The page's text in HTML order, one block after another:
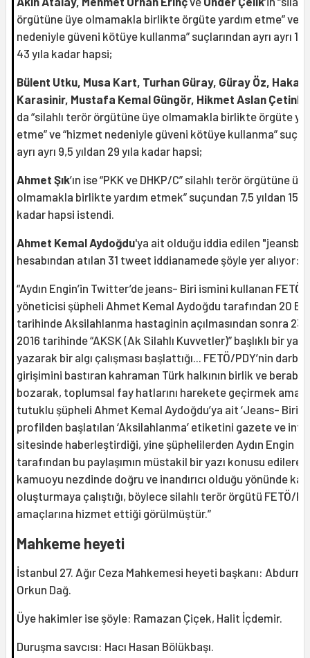
örgütüne üye olmamakla birlikte örgüte yardım etme” ve
nedeniyle güveni kötüye kullanma” suçlarından ayrı ayrı
43 yıla kadar hapsi;
Bülent Utku, Musa Kart, Turhan Güray, Güray Öz, Hakan
Karasinir, Mustafa Kemal Güngör, Hikmet Aslan
da “silahlı terör örgütüne üye olmamakla birlikte örgüte
etme” ve “hizmet nedeniyle güveni kötüye kullanma”
ayrı ayrı 9,5 yıldan 29 yıla kadar hapsi;
Ahmet Şık’ın ise “PKK ve DHKP/C” silahlı terör örgütüne üye
olmamakla birlikte yardım etmek” suçundan 7,5 yıldan 15
kadar hapsi istendi.
Ahmet Kemal Aydoğdu'ya ait olduğu iddia edilen
hesabından atılan 31 tweet iddianamede şöyle yer alıyor:
“Aydın Engin’in Twitter’de jeans- Biri ismini kullanan FETÖ/
yöneticisi şüpheli Ahmet Kemal Aydoğdu tarafından 20
tarihinde Aksilahlanma hastaginin açılmasından sonra 23
2016 tarihinde “AKSK (Ak Silahlı Kuvvetler)” başlıklı bir yazı
yazarak bir algı çalışması başlattığı... FETÖ/PDY’nin darbe
girişimini bastıran kahraman Türk halkının birlik ve
bozarak, toplumsal fay hatlarını harekete geçirmek
tutuklu şüpheli Ahmet Kemal Aydoğdu’ya ait ‘Jeans- Biri’
profilden başlatılan ‘Aksilahlanma’ etiketini gazete ve
sitesinde haberleştirdiği, yine şüphelilerden Aydın Engin
tarafından bu paylaşımın müstakil bir yazı konusu edilerek,
kamuoyu nezdinde doğru ve inandırıcı olduğu yönünde
oluşturmaya çalıştığı, böylece silahlı terör örgütü FETÖ/
amaçlarına hizmet ettiği görülmüştür.”
Mahkeme heyeti
İstanbul 27. Ağır Ceza Mahkemesi heyeti başkanı:
Orkun Dağ.
Üye hakimler ise şöyle: Ramazan Çiçek, Halit İçdemir.
Duruşma savcısı: Hacı Hasan Bölükbaşı.